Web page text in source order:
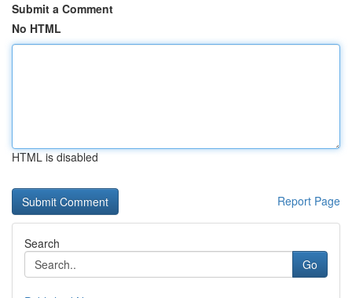
Submit a Comment
No HTML
HTML is disabled
Report Page
Search
Go